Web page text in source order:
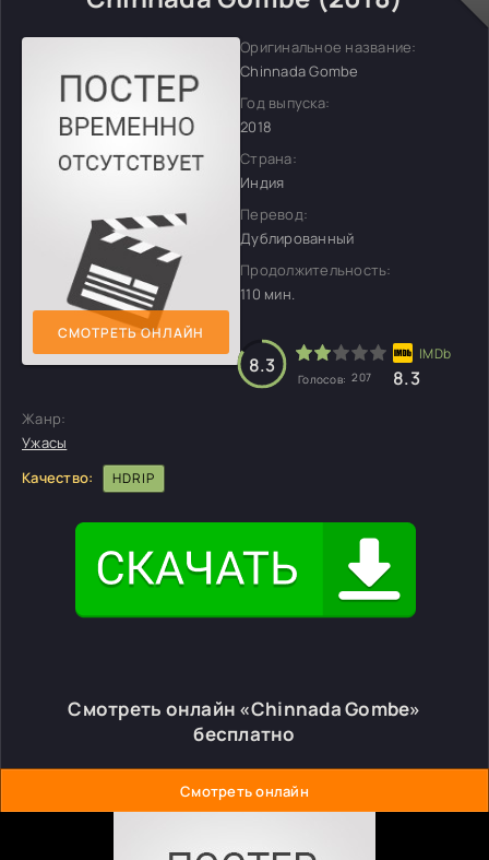
СМОТРЕТЬ ОНЛАЙН
Оригинальное название:
Chinnada Gombe
Год выпуска:
2018
Страна:
Индия
Перевод:
Дублированный
Продолжительность:
110 мин.
8.3
Голосов: 207 8.3
Жанр:
Ужасы
Качество:
HDRIP
Смотреть онлайн «Chinnada Gombe»
бесплатно
Смотреть онлайн